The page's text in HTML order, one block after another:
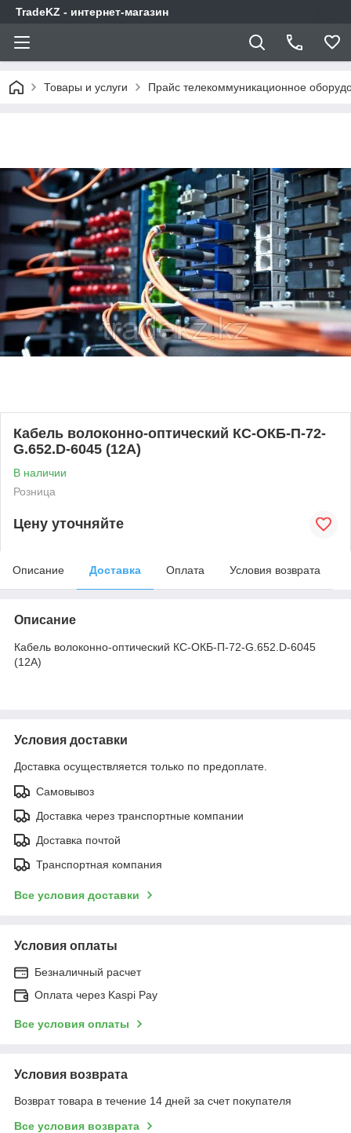
TradeKZ - интернет-магазин
Товары и услуги Прайс телекоммуникационное
Кабель волоконно-оптический КС-ОКБ-П-72-
G.652.D-6045 (12А)
В наличии
Розница
Цену уточняйте
Описание Доставка Оплата Условия возврата
Описание
Кабель волоконно-оптический КС-ОКБ-П-72-G.652.D-6045
(12А)
Условия доставки
Доставка осуществляется только по предоплате.
Самовывоз
Доставка через транспортные компании
Доставка почтой
Транспортная компания
Все условия доставки
Условия оплаты
Безналичный расчет
Оплата через Kaspi Pay
Все условия оплаты
Условия возврата
Возврат товара в течение 14 дней за счет покупателя
Все условия возврата